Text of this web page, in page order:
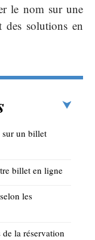
le nom sur une
solutions en
sur un billet
billet en ligne
les
la réservation